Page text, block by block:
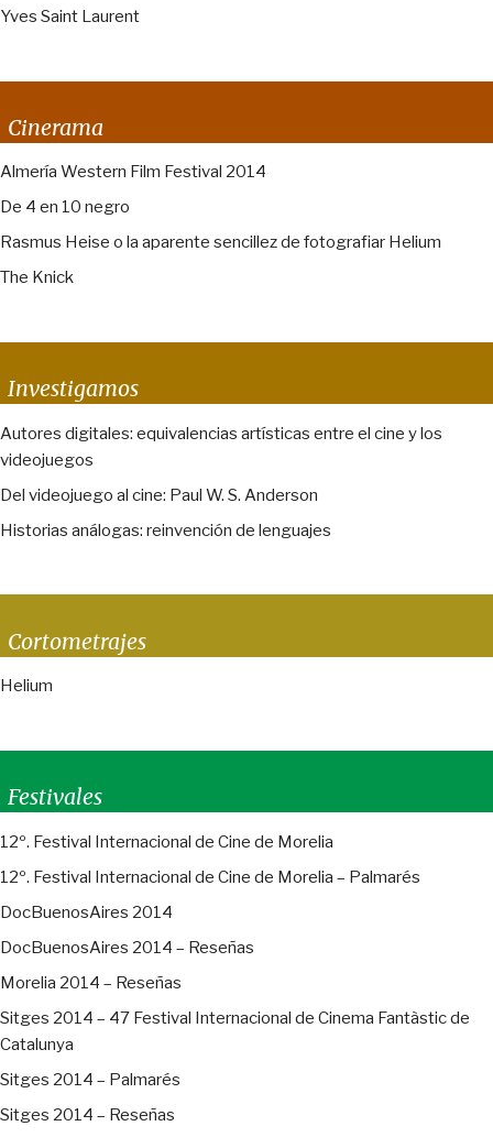
Yves Saint Laurent
Cinerama
Almería Western Film Festival 2014
De 4 en 10 negro
Rasmus Heise o la aparente sencillez de fotografiar Helium
The Knick
Investigamos
Autores digitales: equivalencias artísticas entre el cine y los
videojuegos
Del videojuego al cine: Paul W. S. Anderson
Historias análogas: reinvención de lenguajes
Cortometrajes
Helium
Festivales
12º. Festival Internacional de Cine de Morelia
12º. Festival Internacional de Cine de Morelia – Palmarés
DocBuenosAires 2014
DocBuenosAires 2014 – Reseñas
Morelia 2014 – Reseñas
Sitges 2014 – 47 Festival Internacional de Cinema Fantàstic de
Catalunya
Sitges 2014 – Palmarés
Sitges 2014 – Reseñas